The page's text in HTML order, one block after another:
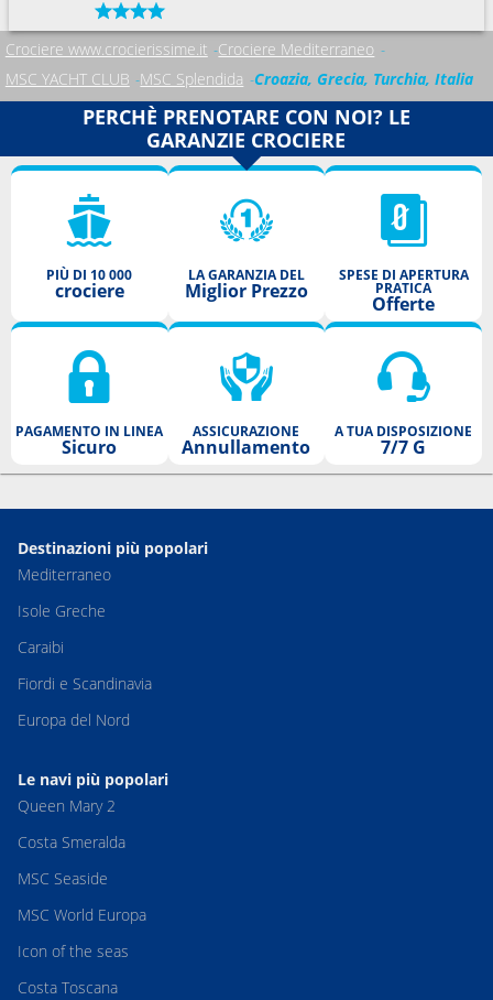
Crociere www.crocierissime.it Crociere Mediterraneo
MSC YACHT CLUB MSC Splendida Croazia, Grecia, Turchia, Italia
PERCHÈ PRENOTARE CON NOI? LE
GARANZIE CROCIERE
PIÙ DI 10 000
crociere
LA GARANZIA DEL
Miglior Prezzo
SPESE DI APERTURA
PRATICA
Offerte
PAGAMENTO IN LINEA
Sicuro
ASSICURAZIONE
Annullamento
A TUA DISPOSIZIONE
7/7 G
Destinazioni più popolari
Mediterraneo
Isole Greche
Caraibi
Fiordi e Scandinavia
Europa del Nord
Le navi più popolari
Queen Mary 2
Costa Smeralda
MSC Seaside
MSC World Europa
Icon of the seas
Costa Toscana